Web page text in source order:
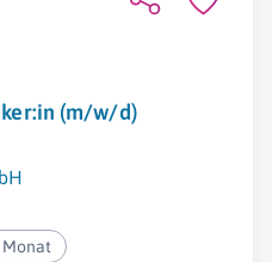
(m/w/d)
Monat